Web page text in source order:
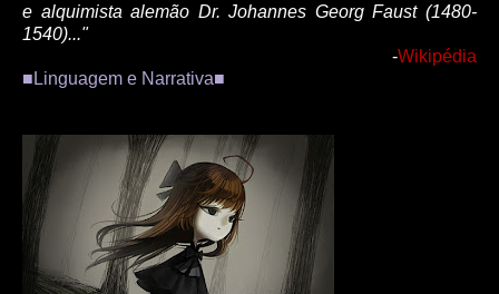
e alquimista alemão Dr. Johannes Georg Faust (1480-
1540)..."
-Wikipédia
■Linguagem e Narrativa■